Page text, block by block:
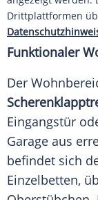
Drittplattformen
Funktionaler
Der
Eingangstür
Garage aus
befindet sich
Einzelbetten,